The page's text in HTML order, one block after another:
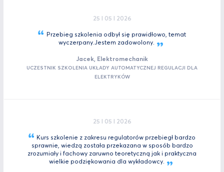
25 I 05 I 2026
Przebieg szkolenia odbył się prawidłowo, temat
wyczerpany.Jestem zadowolony.
Jacek, Elektromechanik
UCZESTNIK SZKOLENIA UKŁADY AUTOMATYCZNEJ REGULACJI DLA
ELEKTRYKÓW
25 I 05 I 2026
Kurs szkolenie z zakresu regulatorów przebiegł bardzo
sprawnie, wiedzą została przekazana w sposób bardzo
zrozumiały i fachowy zaruwno teoretyczną jak i praktyczna
wielkie podziękowania dla wykładowcy.